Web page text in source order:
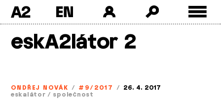
A2
eskA2látor 2
ONDŘEJ NOVÁK / #9/2017 / 26. 4. 2017
eskalátor / společnost